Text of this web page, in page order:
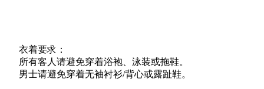
衣着要求：
所有客人请避免穿着浴袍、泳装或拖鞋。
男士请避免穿着无袖衬衫/背心或露趾鞋。